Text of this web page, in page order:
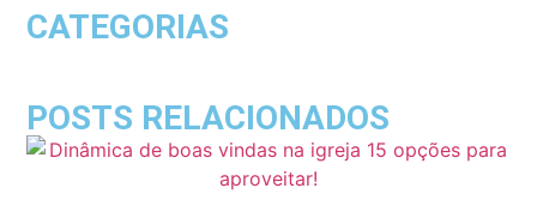
CATEGORIAS
POSTS RELACIONADOS